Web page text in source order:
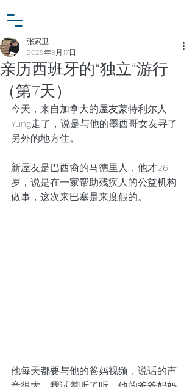
亲历西班牙的“独立“游行
（第7天）
张家卫
2025年9月17日
今天，来自加拿大的屋友蒙特利尔人
Yung走了，说是与他的墨西哥女友寻了
另外的地方住。
新屋友是巴西裔的马德里人，他才26
岁，说是在一家帮助残疾人的公益机构
做事，这次来巴塞是来度假的。
他每天都要与他的爸妈视频，说话的声